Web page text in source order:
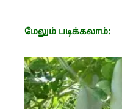
மேலும் படிக்கலாம்: